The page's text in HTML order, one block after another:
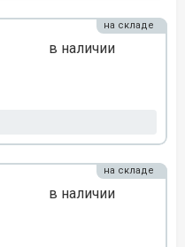
в наличии
на складе
в наличии
на складе